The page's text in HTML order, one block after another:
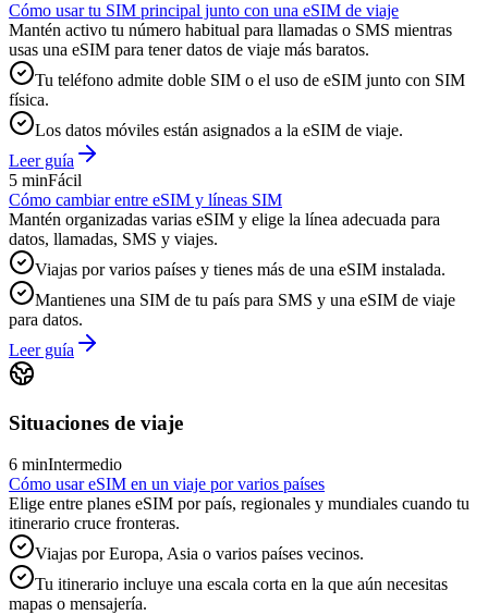
Cómo usar tu SIM principal junto con una eSIM de viaje
Mantén activo tu número habitual para llamadas o SMS mientras
usas una eSIM para tener datos de viaje más baratos.
Tu teléfono admite doble SIM o el uso de eSIM junto con SIM
física.
Los datos móviles están asignados a la eSIM de viaje.
Leer guía
5 minFácil
Cómo cambiar entre eSIM y líneas SIM
Mantén organizadas varias eSIM y elige la línea adecuada para
datos, llamadas, SMS y viajes.
Viajas por varios países y tienes más de una eSIM instalada.
Mantienes una SIM de tu país para SMS y una eSIM de viaje
para datos.
Leer guía
Situaciones de viaje
6 minIntermedio
Cómo usar eSIM en un viaje por varios países
Elige entre planes eSIM por país, regionales y mundiales cuando tu
itinerario cruce fronteras.
Viajas por Europa, Asia o varios países vecinos.
Tu itinerario incluye una escala corta en la que aún necesitas
mapas o mensajería.